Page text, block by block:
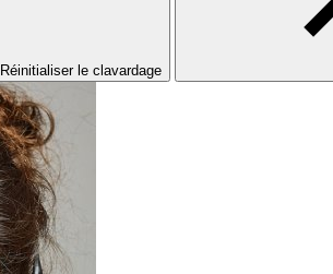
Réinitialiser le clavardage